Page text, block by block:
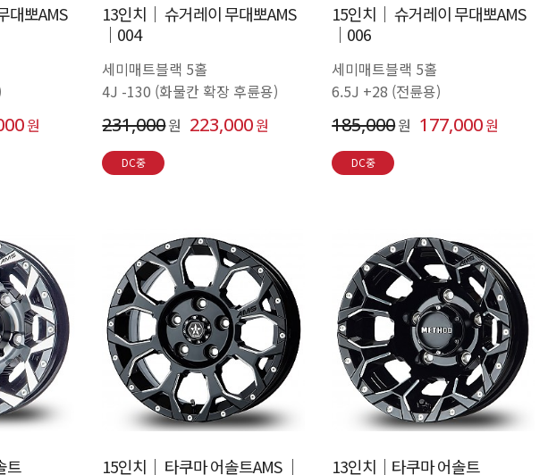
대뽀AMS
원
13인치│ 슈거레이 무대뽀AMS
│004
세미매트블랙 5홀
4J -130 (화물칸 확장 후륜용)
231,000원 223,000원
DC중
15인치│ 슈거레이 무대뽀AMS
│006
세미매트블랙 5홀
6.5J +28 (전륜용)
185,000원 177,000원
DC중
트
15인치│ 타쿠마 어솔트AMS │
13인치│타쿠마 어솔트